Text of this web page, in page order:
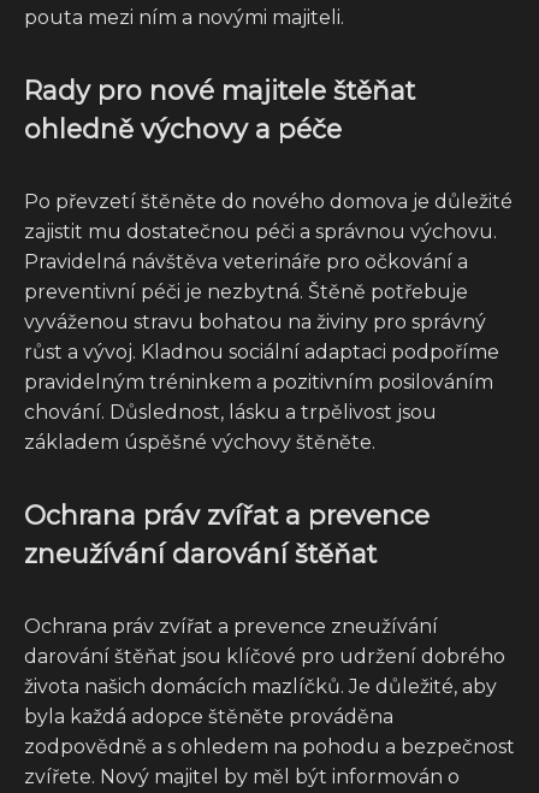
pouta mezi ním a novými majiteli.
Rady pro nové majitele štěňat
ohledně výchovy a péče
Po převzetí štěněte do nového domova je důležité
zajistit mu dostatečnou péči a správnou výchovu.
Pravidelná návštěva veterináře pro očkování a
preventivní péči je nezbytná. Štěně potřebuje
vyváženou stravu bohatou na živiny pro správný
růst a vývoj. Kladnou sociální adaptaci podpoříme
pravidelným tréninkem a pozitivním posilováním
chování. Důslednost, lásku a trpělivost jsou
základem úspěšné výchovy štěněte.
Ochrana práv zvířat a prevence
zneužívání darování štěňat
Ochrana práv zvířat a prevence zneužívání
darování štěňat jsou klíčové pro udržení dobrého
života našich domácích mazlíčků. Je důležité, aby
byla každá adopce štěněte prováděna
zodpovědně a s ohledem na pohodu a bezpečnost
zvířete. Nový majitel by měl být informován o